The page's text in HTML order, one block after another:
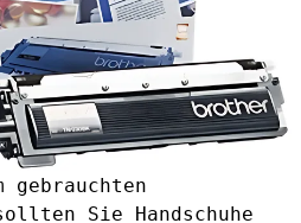
gebrauchten
Sie Handschuhe